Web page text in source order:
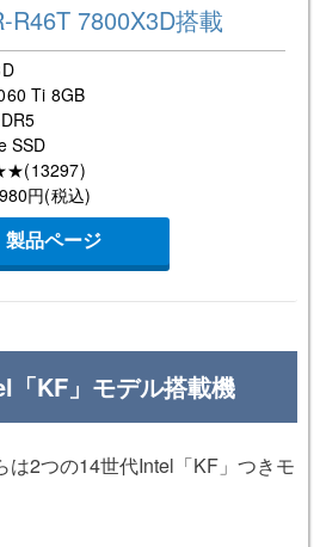
R46T 7800X3D搭載
Ti 8GB
SSD
円(税込)
製品ページ
「KF」モデル搭載機
は2つの14世代Intel「KF」つきモ